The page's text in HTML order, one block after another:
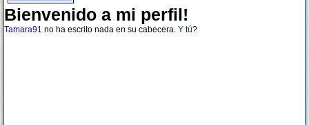
Bienvenido a mi perfil!
Tamara91 no ha escrito nada en su cabecera. Y tú?